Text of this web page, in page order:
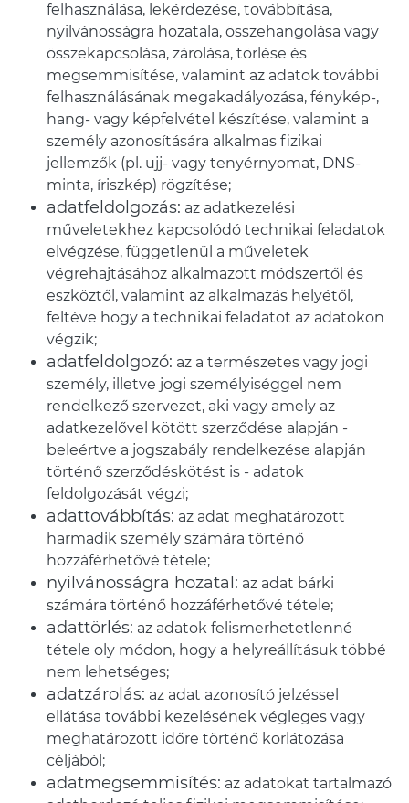
felhasználása, lekérdezése, továbbítása,
nyilvánosságra hozatala, összehangolása vagy
összekapcsolása, zárolása, törlése és
megsemmisítése, valamint az adatok további
felhasználásának megakadályozása, fénykép-,
hang- vagy képfelvétel készítése, valamint a
személy azonosítására alkalmas fizikai
jellemzők (pl. ujj- vagy tenyérnyomat, DNS-
minta, íriszkép) rögzítése;
adatfeldolgozás: az adatkezelési
műveletekhez kapcsolódó technikai feladatok
elvégzése, függetlenül a műveletek
végrehajtásához alkalmazott módszertől és
eszköztől, valamint az alkalmazás helyétől,
feltéve hogy a technikai feladatot az adatokon
végzik;
adatfeldolgozó: az a természetes vagy jogi
személy, illetve jogi személyiséggel nem
rendelkező szervezet, aki vagy amely az
adatkezelővel kötött szerződése alapján -
beleértve a jogszabály rendelkezése alapján
történő szerződéskötést is - adatok
feldolgozását végzi;
adattovábbítás: az adat meghatározott
harmadik személy számára történő
hozzáférhetővé tétele;
nyilvánosságra hozatal: az adat bárki
számára történő hozzáférhetővé tétele;
adattörlés: az adatok felismerhetetlenné
tétele oly módon, hogy a helyreállításuk többé
nem lehetséges;
adatzárolás: az adat azonosító jelzéssel
ellátása további kezelésének végleges vagy
meghatározott időre történő korlátozása
céljából;
adatmegsemmisítés: az adatokat tartalmazó